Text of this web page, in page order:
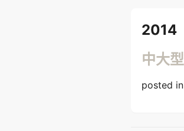
2014
中大
posted in